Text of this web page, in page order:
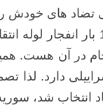
تضاد های خودش
می کند. در مصر، همین که نظم مبارک تضعیف شد، رفتار عمومی
در آن هست. همین
دارد. لذا
انتخاب شد،